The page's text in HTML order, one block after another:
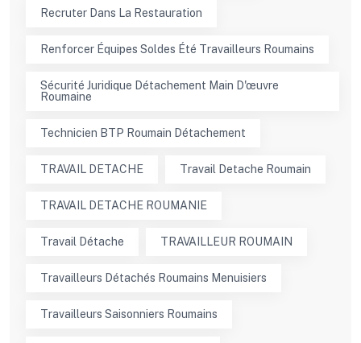
Recruter Dans La Restauration
Renforcer Équipes Soldes Été Travailleurs Roumains
Sécurité Juridique Détachement Main D'œuvre
Roumaine
Technicien BTP Roumain Détachement
TRAVAIL DETACHE Travail Detache Roumain
TRAVAIL DETACHE ROUMANIE
Travail Détache TRAVAILLEUR ROUMAIN
Travailleurs Détachés Roumains Menuisiers
Travailleurs Saisonniers Roumains